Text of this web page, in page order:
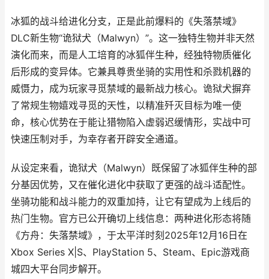
冰狐的战斗给进化分支，正是此前爆料的《失落禁域》
DLC新生物“诡狱犬（Malwyn）”。这一独特生物并非天然
演化而来，而是人工培育的冰狐伴生种，经独特物质催化
后形成的变异体。它兼具尊贵坐骑的实用性和杀戮机器的
威慑力，成为玩家寻觅禁域的最新战力核心。诡狱犬摒弃
了常规生物嬉戏寻觅的天性，以精准歼灭目标为唯一使
命，核心优势在于能让猎物陷入虚弱迟缓情形，实战中可
快速压制对手，为幸存者开辟安全通道。
从设定来看，诡狱犬（Malwyn）既保留了冰狐伴生种的部
分基因优势，又在催化进化中获取了更强的战斗适配性。
坐骑功能和战斗能力的双重加持，让它有望成为上线后的
热门生物。官方已公开确切上线信息：两种进化形态将随
《方舟：失落禁域》，于太平洋时刻2025年12月16日在
Xbox Series X|S、PlayStation 5、Steam、Epic游戏商
城四大平台同步解开。